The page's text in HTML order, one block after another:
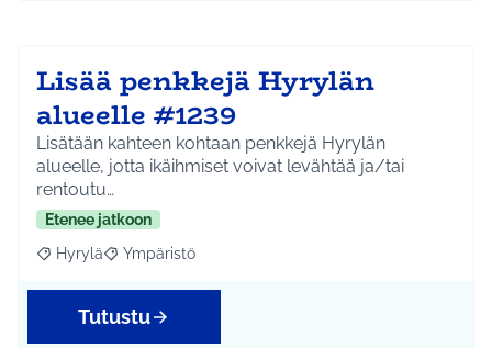
Lisää penkkejä Hyrylän
alueelle #1239
Lisätään kahteen kohtaan penkkejä Hyrylän
alueelle, jotta ikäihmiset voivat levähtää ja/tai
rentoutu…
Etenee jatkoon
Rajaa tulokset aihepiirin mukaan: Hyrylä
Hyrylä Rajaa tulokset teeman mukaan: Ympäristö
Ympäristö
Tutustu